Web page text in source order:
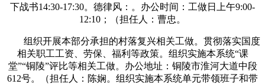
下战书14:30-17:30。德律风：。办公时间：工做日上午9:00-
12:10；（担任人：曹忠。
组织开展本部分承担的村落复兴相关工做。贯彻落实国度
相关职工工资、劳保、福利等政策。组织实施本系统“课
堂”“铜陵”评比等相关工做。办公地址：铜陵市淮河大道中段
612号。（担任人：陈娴。组织实施本系统单元带领班子和带